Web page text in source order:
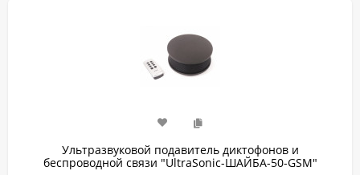
Ультразвуковой подавитель диктофонов и
беспроводной связи "UltraSonic-ШАЙБА-50-GSM"